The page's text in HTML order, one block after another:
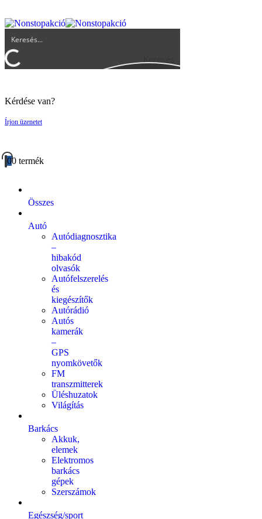
Keresés
Kérdése van?
Írjon üzenetet
00 termék
Összes
Autó
Autódiagnosztika
–
hibakód
olvasók
Autófelszerelés
és
kiegészítők
Autórádió
Autós
kamerák
–
GPS
nyomkövetők
FM
transzmitterek
Üléshuzatok
Világítás
Barkács
Akkuk,
elemek
Elektromos
barkács
gépek
Szerszámok
Egészség/sport